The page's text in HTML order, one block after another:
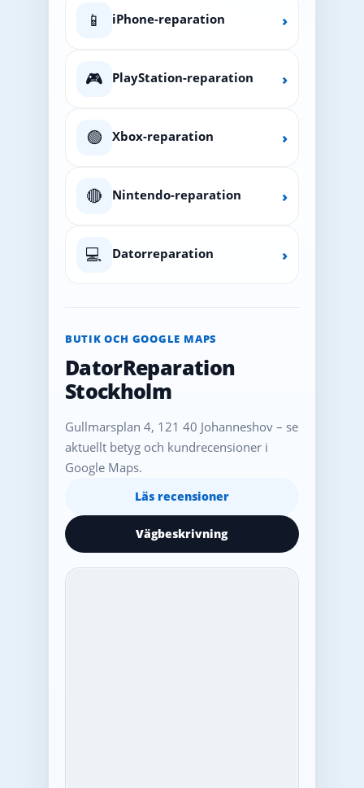
📱 iPhone-reparation ›
🎮 PlayStation-reparation ›
🟢 Xbox-reparation ›
🔴 Nintendo-reparation ›
💻 Datorreparation ›
BUTIK OCH GOOGLE MAPS
DatorReparation
Stockholm
Gullmarsplan 4, 121 40 Johanneshov – se
aktuellt betyg och kundrecensioner i
Google Maps.
Läs recensioner
Vägbeskrivning